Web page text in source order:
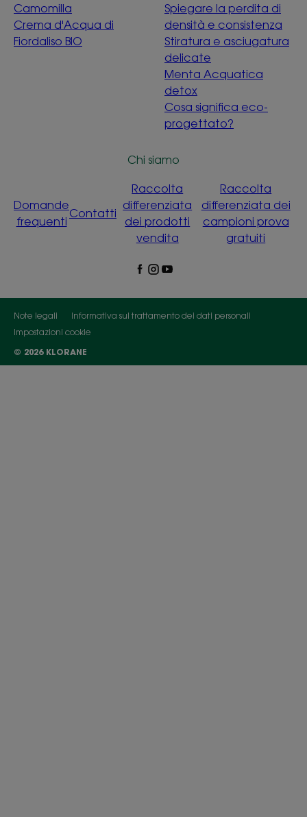
Camomilla
Crema d'Acqua di
Fiordaliso BIO
Spiegare la perdita di
densità e consistenza
Stiratura e asciugatura
delicate
Menta Acquatica
detox
Cosa significa eco-
progettato?
Chi siamo
Domande
frequenti
Contatti
Raccolta
differenziata
dei prodotti
vendita
Raccolta
differenziata dei
campioni prova
gratuiti
Note legali
Informativa sul trattamento dei dati personali
Impostazioni cookie
© 2026 KLORANE